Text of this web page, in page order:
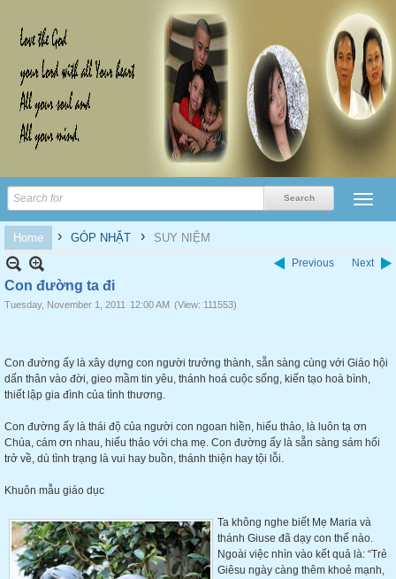
Home › GÓP NHẶT › SUY NIỆM
Previous Next
Con đường ta đi
Tuesday, November 1, 2011 12:00 AM (View: 111553)
Con đường ấy là xây dựng con người trưởng thành, sẵn sàng cùng với Giáo hội
dấn thân vào đời, gieo mầm tin yêu, thánh hoá cuộc sống, kiến tạo hoà bình,
thiết lập gia đình của tình thương.
Con đường ấy là thái độ của người con ngoan hiền, hiếu thảo, là luôn tạ ơn
Chúa, cám ơn nhau, hiếu thảo với cha mẹ. Con đường ấy là sẵn sàng sám hối
trở về, dù tình trạng là vui hay buồn, thánh thiện hay tội lỗi.
Khuôn mẫu giáo dục
Ta không nghe biết Mẹ Maria và
thánh Giuse đã dạy con thế nào.
Ngoài việc nhìn vào kết quả là: “Trẻ
Giêsu ngày càng thêm khoẻ mạnh,